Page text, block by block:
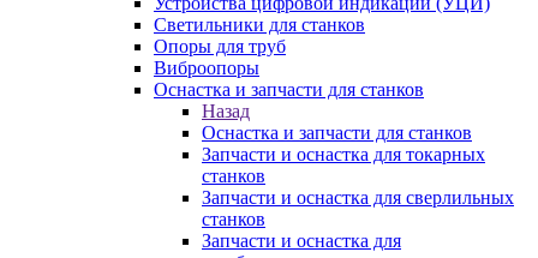
Светильники для станков
Опоры для труб
Виброопоры
Оснастка и запчасти для станков
Назад
Оснастка и запчасти для станков
Запчасти и оснастка для токарных
станков
Запчасти и оснастка для сверлильных
станков
Запчасти и оснастка для